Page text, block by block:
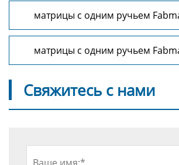
матрицы с одним ручьем
матрицы с одним ручьем
Свяжитесь с нами